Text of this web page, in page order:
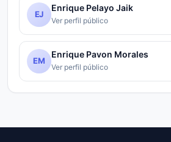
EJ
Enrique Pelayo Jaik
Ver perfil público
EM
Enrique Pavon Morales
Ver perfil público